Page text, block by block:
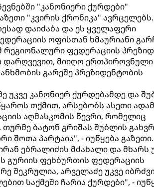
"კანონიერი ქურდები"
"კვირის ქრონიკა" ავრცელებს.
დაიძაბა და ეს ყველაფერი
ოფისთან ხმაურიანი
რეგიონალური ფედერაციის
დარღვევით, მიიღო ერთპიროვნული
გარეშე პრეზიდენტობის
უკვე კანონიერ ქურდებამდე და
თქმით, არსებობს ასეთი
აღმასკომის წევრი, რომელიც
თურმე ბატონ გრიშას შუბლის
შოთა პარტაია", - იუწყება გაზეთი.
ებრალიძის მძახალი და მხარს
გურიის ფეხბურთის ფედერაციის
შეკრულია, არველაძე უკვე
საქმეში ჩარია ქურდები", -